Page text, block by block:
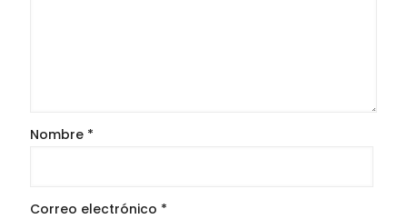
Nombre *
Correo electrónico *